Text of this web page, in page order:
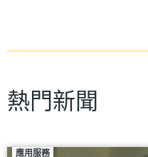
熱門新聞
應用服務